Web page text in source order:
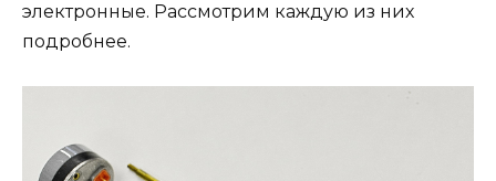
электронные. Рассмотрим каждую из них
подробнее.